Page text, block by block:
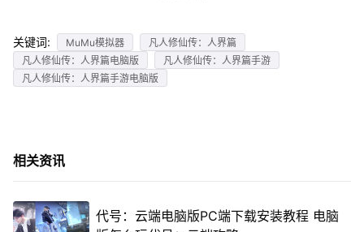
关键词: MuMu模拟器
凡人修仙传：人界篇
凡人修仙传：人界篇电脑版
凡人修仙传：人界篇手游
凡人修仙传：人界篇手游电脑版
相关资讯
代号：云端电脑版PC端下载安装教程 电脑